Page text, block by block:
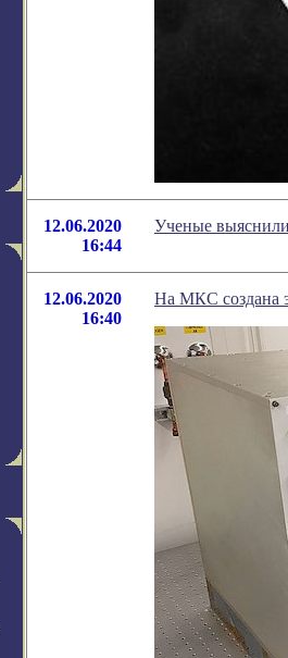
12.06.2020
16:44
Ученые
12.06.2020
16:40
На МКС создана